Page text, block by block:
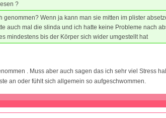
?
genommen? Wenn ja kann man sie mitten im plister
auch mal die slinda und ich hatte keine Probleme nach
mindestens bis der Körper sich wider umgestellt hat
. Muss aber auch sagen das ich sehr viel Stress
an oder fühlt sich allgemein so aufgeschwommen.